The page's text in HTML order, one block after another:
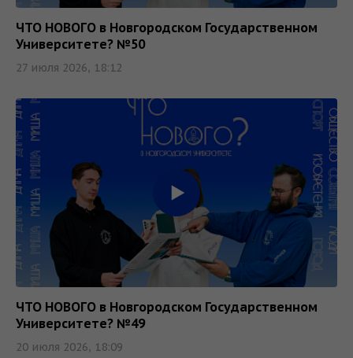
ЧТО НОВОГО в Новгородском Государственном
Университете? №50
27 июля 2026, 18:12
ЧТО НОВОГО в Новгородском Государственном
Университете? №49
20 июля 2026, 18:09